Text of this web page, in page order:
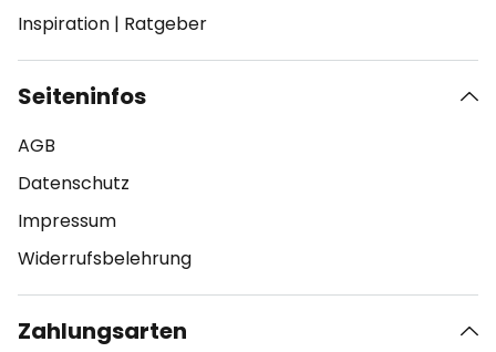
Inspiration | Ratgeber
Seiteninfos
AGB
Datenschutz
Impressum
Widerrufsbelehrung
Zahlungsarten